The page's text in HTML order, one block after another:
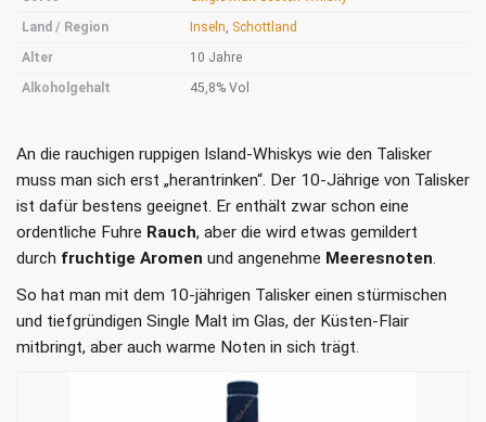
Land / Region
Inseln, Schottland
Alter
10 Jahre
Alkoholgehalt
45,8% Vol
An die rauchigen ruppigen Island-Whiskys wie den Talisker
muss man sich erst „herantrinken“. Der 10-Jährige von Talisker
ist dafür bestens geeignet. Er enthält zwar schon eine
ordentliche Fuhre Rauch, aber die wird etwas gemildert
durch fruchtige Aromen und angenehme Meeresnoten.
So hat man mit dem 10-jährigen Talisker einen stürmischen
und tiefgründigen Single Malt im Glas, der Küsten-Flair
mitbringt, aber auch warme Noten in sich trägt.